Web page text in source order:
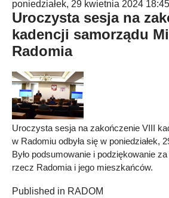
poniedziałek, 29 kwietnia 2024 18:45
Uroczysta sesja na
kadencji samorządu
Radomia
Uroczysta sesja na zakończenie VIII
w Radomiu odbyła się w poniedziałek,
Było podsumowanie i podziękowanie
rzecz Radomia i jego mieszkańców.
Published in RADOM